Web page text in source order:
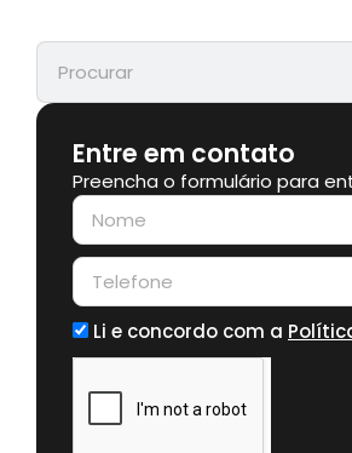
Entre em contato
Preencha o formulário para
Li e concordo com a